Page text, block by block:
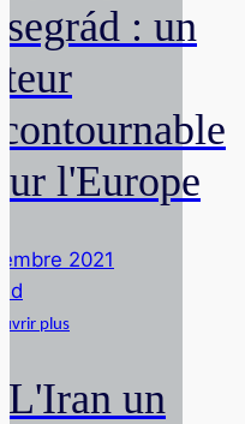
: un
l'Europe
2021
plus
L'Iran un